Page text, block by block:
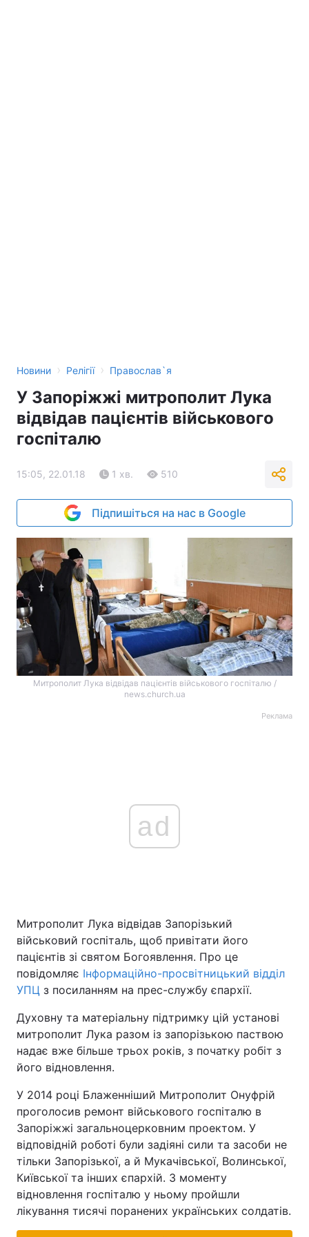
Новини › Релігії › Православ`я
У Запоріжжі митрополит Лука
відвідав пацієнтів військового
госпіталю
15:05, 22.01.18 1 хв. 510
Підпишіться на нас в Google
Митрополит Лука відвідав пацієнтів військового госпіталю /
news.church.ua
Реклама
ad
Митрополит Лука відвідав Запорізький
військовий госпіталь, щоб привітати його
пацієнтів зі святом Богоявлення. Про це
повідомляє Інформаційно-просвітницький відділ
УПЦ з посиланням на прес-службу єпархії.
Духовну та матеріальну підтримку цій установі
митрополит Лука разом із запорізькою паствою
надає вже більше трьох років, з початку робіт з
його відновлення.
У 2014 році Блаженніший Митрополит Онуфрій
проголосив ремонт військового госпіталю в
Запоріжжі загальноцерковним проектом. У
відповідній роботі були задіяні сили та засоби не
тільки Запорізької, а й Мукачівської, Волинської,
Київської та інших єпархій. З моменту
відновлення госпіталю у ньому пройшли
лікування тисячі поранених українських солдатів.